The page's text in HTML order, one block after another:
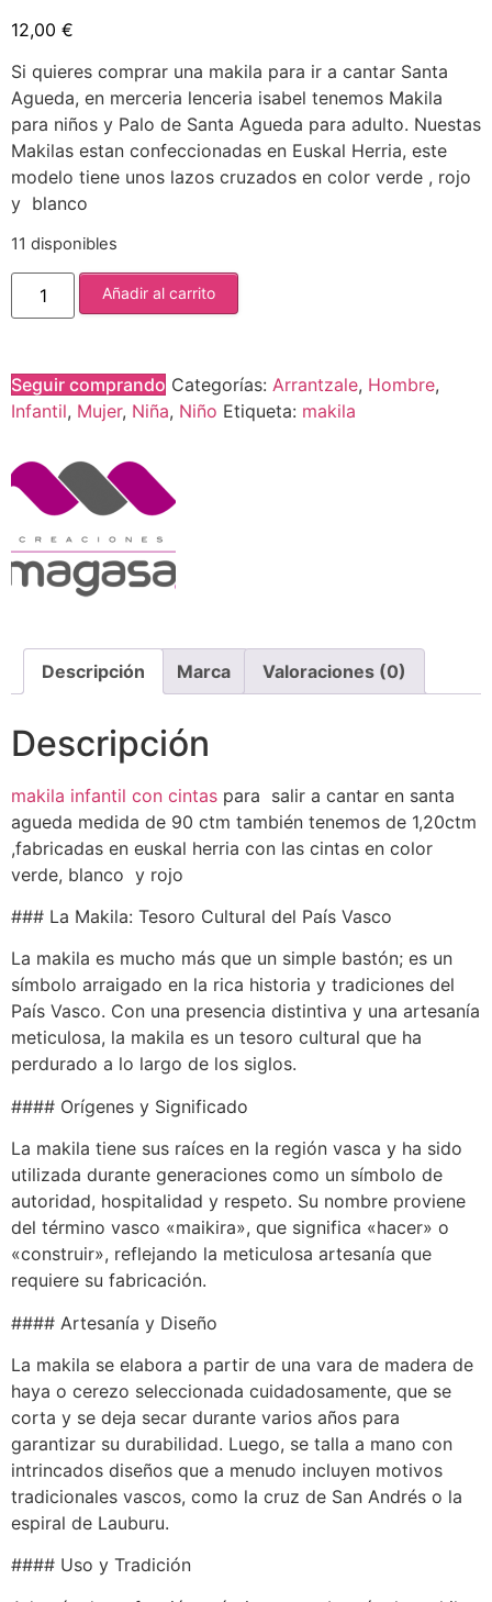
12,00 €
Si quieres comprar una makila para ir a cantar Santa
Agueda, en merceria lenceria isabel tenemos Makila
para niños y Palo de Santa Agueda para adulto. Nuestas
Makilas estan confeccionadas en Euskal Herria, este
modelo tiene unos lazos cruzados en color verde , rojo
y blanco
11 disponibles
Añadir al carrito
Seguir comprando Categorías: Arrantzale, Hombre,
Infantil, Mujer, Niña, Niño Etiqueta: makila
Descripción Marca Valoraciones (0)
Descripción
makila infantil con cintas para salir a cantar en santa
agueda medida de 90 ctm también tenemos de 1,20ctm
,fabricadas en euskal herria con las cintas en color
verde, blanco y rojo
### La Makila: Tesoro Cultural del País Vasco
La makila es mucho más que un simple bastón; es un
símbolo arraigado en la rica historia y tradiciones del
País Vasco. Con una presencia distintiva y una artesanía
meticulosa, la makila es un tesoro cultural que ha
perdurado a lo largo de los siglos.
#### Orígenes y Significado
La makila tiene sus raíces en la región vasca y ha sido
utilizada durante generaciones como un símbolo de
autoridad, hospitalidad y respeto. Su nombre proviene
del término vasco «maikira», que significa «hacer» o
«construir», reflejando la meticulosa artesanía que
requiere su fabricación.
#### Artesanía y Diseño
La makila se elabora a partir de una vara de madera de
haya o cerezo seleccionada cuidadosamente, que se
corta y se deja secar durante varios años para
garantizar su durabilidad. Luego, se talla a mano con
intrincados diseños que a menudo incluyen motivos
tradicionales vascos, como la cruz de San Andrés o la
espiral de Lauburu.
#### Uso y Tradición